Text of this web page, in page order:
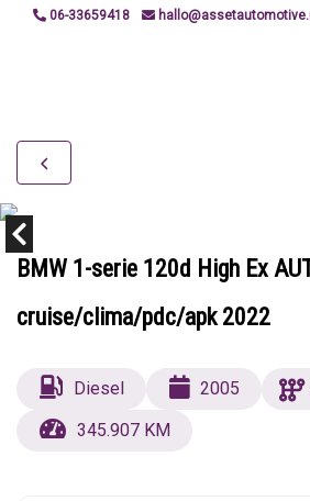
06-33659418
BMW 1-serie 120d High Ex
cruise/clima/pdc/apk 2022
Diesel 2005
345.907 KM